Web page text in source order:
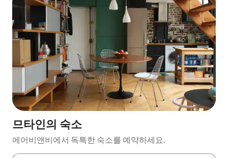
므타인의 숙소
에어비앤비에서 독특한 숙소를 예약하세요.